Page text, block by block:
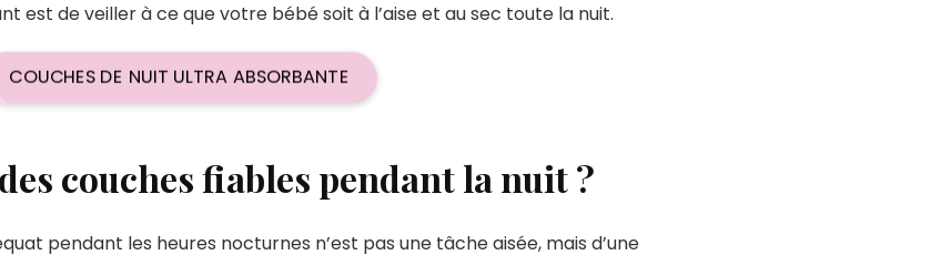
est de veiller à ce que votre bébé soit à l’aise et au sec toute la nuit.
COUCHES DE NUIT ULTRA ABSORBANTE
couches fiables pendant la nuit ?
pendant les heures nocturnes n’est pas une tâche aisée, mais d’une